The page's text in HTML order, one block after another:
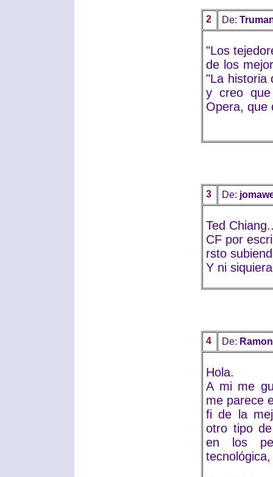
2 De:
"Los
de los
"La historia
y creo
Opera, que
3 De:
Ted
CF por
rsto
Y ni
4 De: Ramon
Hola.
A mi me
me parece
fi de la
otro tipo
en los